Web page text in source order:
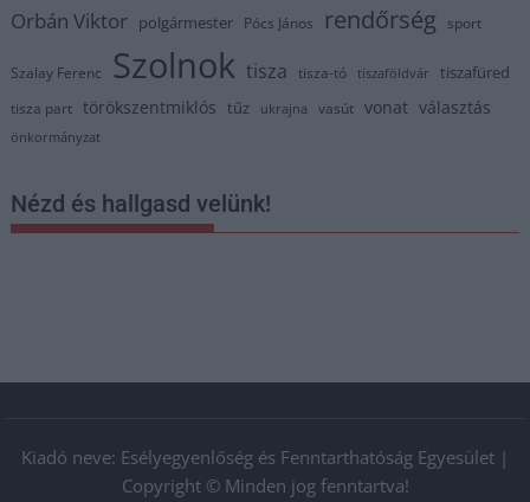
Orbán Viktor polgármester Pócs János rendőrség sport
Szalay Ferenc Szolnok tisza tisza-tó tiszaföldvár tiszafüred
tisza part törökszentmiklós tűz ukrajna vasút vonat választás
önkormányzat
Nézd és hallgasd velünk!
Kiadó neve: Esélyegyenlőség és Fenntarthatóság Egyesület |
Copyright © Minden jog fenntartva!